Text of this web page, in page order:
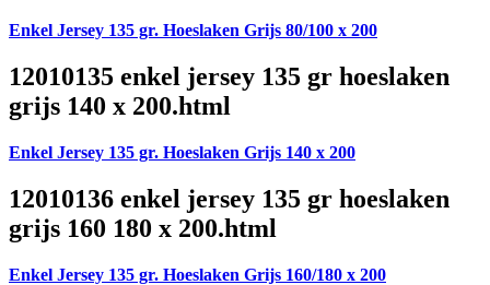
Enkel Jersey 135 gr. Hoeslaken Grijs 80/100 x 200
12010135 enkel jersey 135 gr hoeslaken
grijs 140 x 200.html
Enkel Jersey 135 gr. Hoeslaken Grijs 140 x 200
12010136 enkel jersey 135 gr hoeslaken
grijs 160 180 x 200.html
Enkel Jersey 135 gr. Hoeslaken Grijs 160/180 x 200